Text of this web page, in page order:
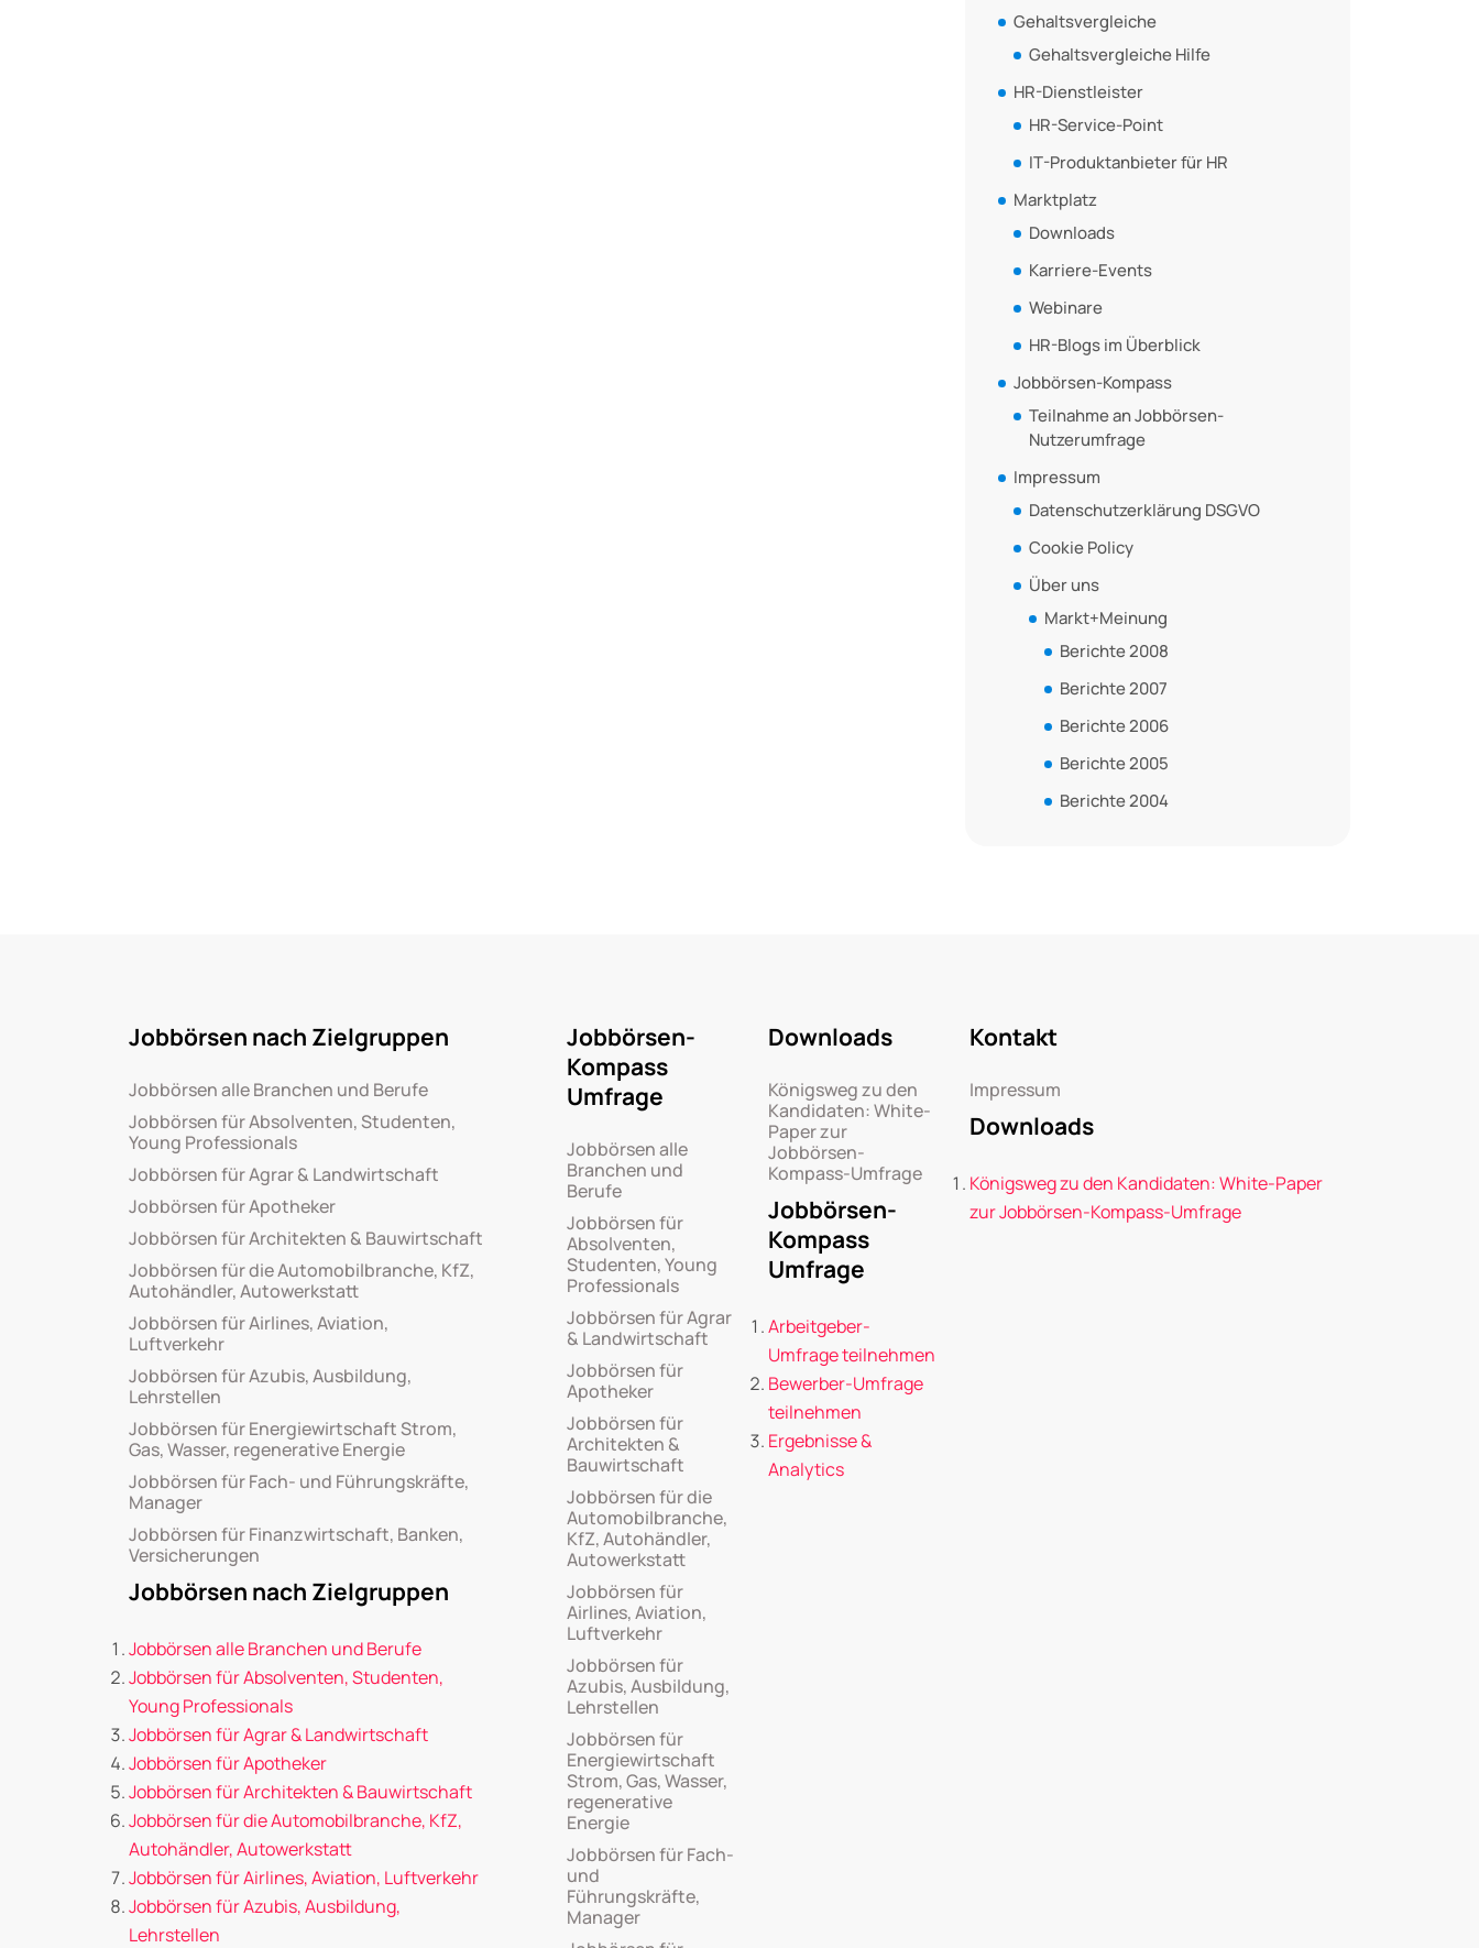
Gehaltsvergleiche
Gehaltsvergleiche Hilfe
HR-Dienstleister
HR-Service-Point
IT-Produktanbieter für HR
Marktplatz
Downloads
Karriere-Events
Webinare
HR-Blogs im Überblick
Jobbörsen-Kompass
Teilnahme an Jobbörsen-
Nutzerumfrage
Impressum
Datenschutzerklärung DSGVO
Cookie Policy
Über uns
Markt+Meinung
Berichte 2008
Berichte 2007
Berichte 2006
Berichte 2005
Berichte 2004
Jobbörsen nach Zielgruppen
Jobbörsen alle Branchen und Berufe
Jobbörsen für Absolventen, Studenten,
Young Professionals
Jobbörsen für Agrar & Landwirtschaft
Jobbörsen für Apotheker
Jobbörsen für Architekten & Bauwirtschaft
Jobbörsen für die Automobilbranche, KfZ,
Autohändler, Autowerkstatt
Jobbörsen für Airlines, Aviation,
Luftverkehr
Jobbörsen für Azubis, Ausbildung,
Lehrstellen
Jobbörsen für Energiewirtschaft Strom,
Gas, Wasser, regenerative Energie
Jobbörsen für Fach- und Führungskräfte,
Manager
Jobbörsen für Finanzwirtschaft, Banken,
Versicherungen
Jobbörsen nach Zielgruppen
Jobbörsen alle Branchen und Berufe
Jobbörsen für Absolventen, Studenten,
Young Professionals
Jobbörsen für Agrar & Landwirtschaft
Jobbörsen für Apotheker
Jobbörsen für Architekten & Bauwirtschaft
Jobbörsen für die Automobilbranche, KfZ,
Autohändler, Autowerkstatt
Jobbörsen für Airlines, Aviation, Luftverkehr
Jobbörsen für Azubis, Ausbildung,
Lehrstellen
Jobbörsen-
Kompass
Umfrage
Jobbörsen alle
Branchen und
Berufe
Jobbörsen für
Absolventen,
Studenten, Young
Professionals
Jobbörsen für Agrar
& Landwirtschaft
Jobbörsen für
Apotheker
Jobbörsen für
Architekten &
Bauwirtschaft
Jobbörsen für die
Automobilbranche,
KfZ, Autohändler,
Autowerkstatt
Jobbörsen für
Airlines, Aviation,
Luftverkehr
Jobbörsen für
Azubis, Ausbildung,
Lehrstellen
Jobbörsen für
Energiewirtschaft
Strom, Gas, Wasser,
regenerative
Energie
Jobbörsen für Fach-
und
Führungskräfte,
Manager
Downloads
Königsweg zu den
Kandidaten: White-
Paper zur
Jobbörsen-
Kompass-Umfrage
Jobbörsen-
Kompass
Umfrage
Arbeitgeber-
Umfrage teilnehmen
Bewerber-Umfrage
teilnehmen
Ergebnisse &
Analytics
Kontakt
Impressum
Downloads
Königsweg zu den Kandidaten: White-Paper
zur Jobbörsen-Kompass-Umfrage